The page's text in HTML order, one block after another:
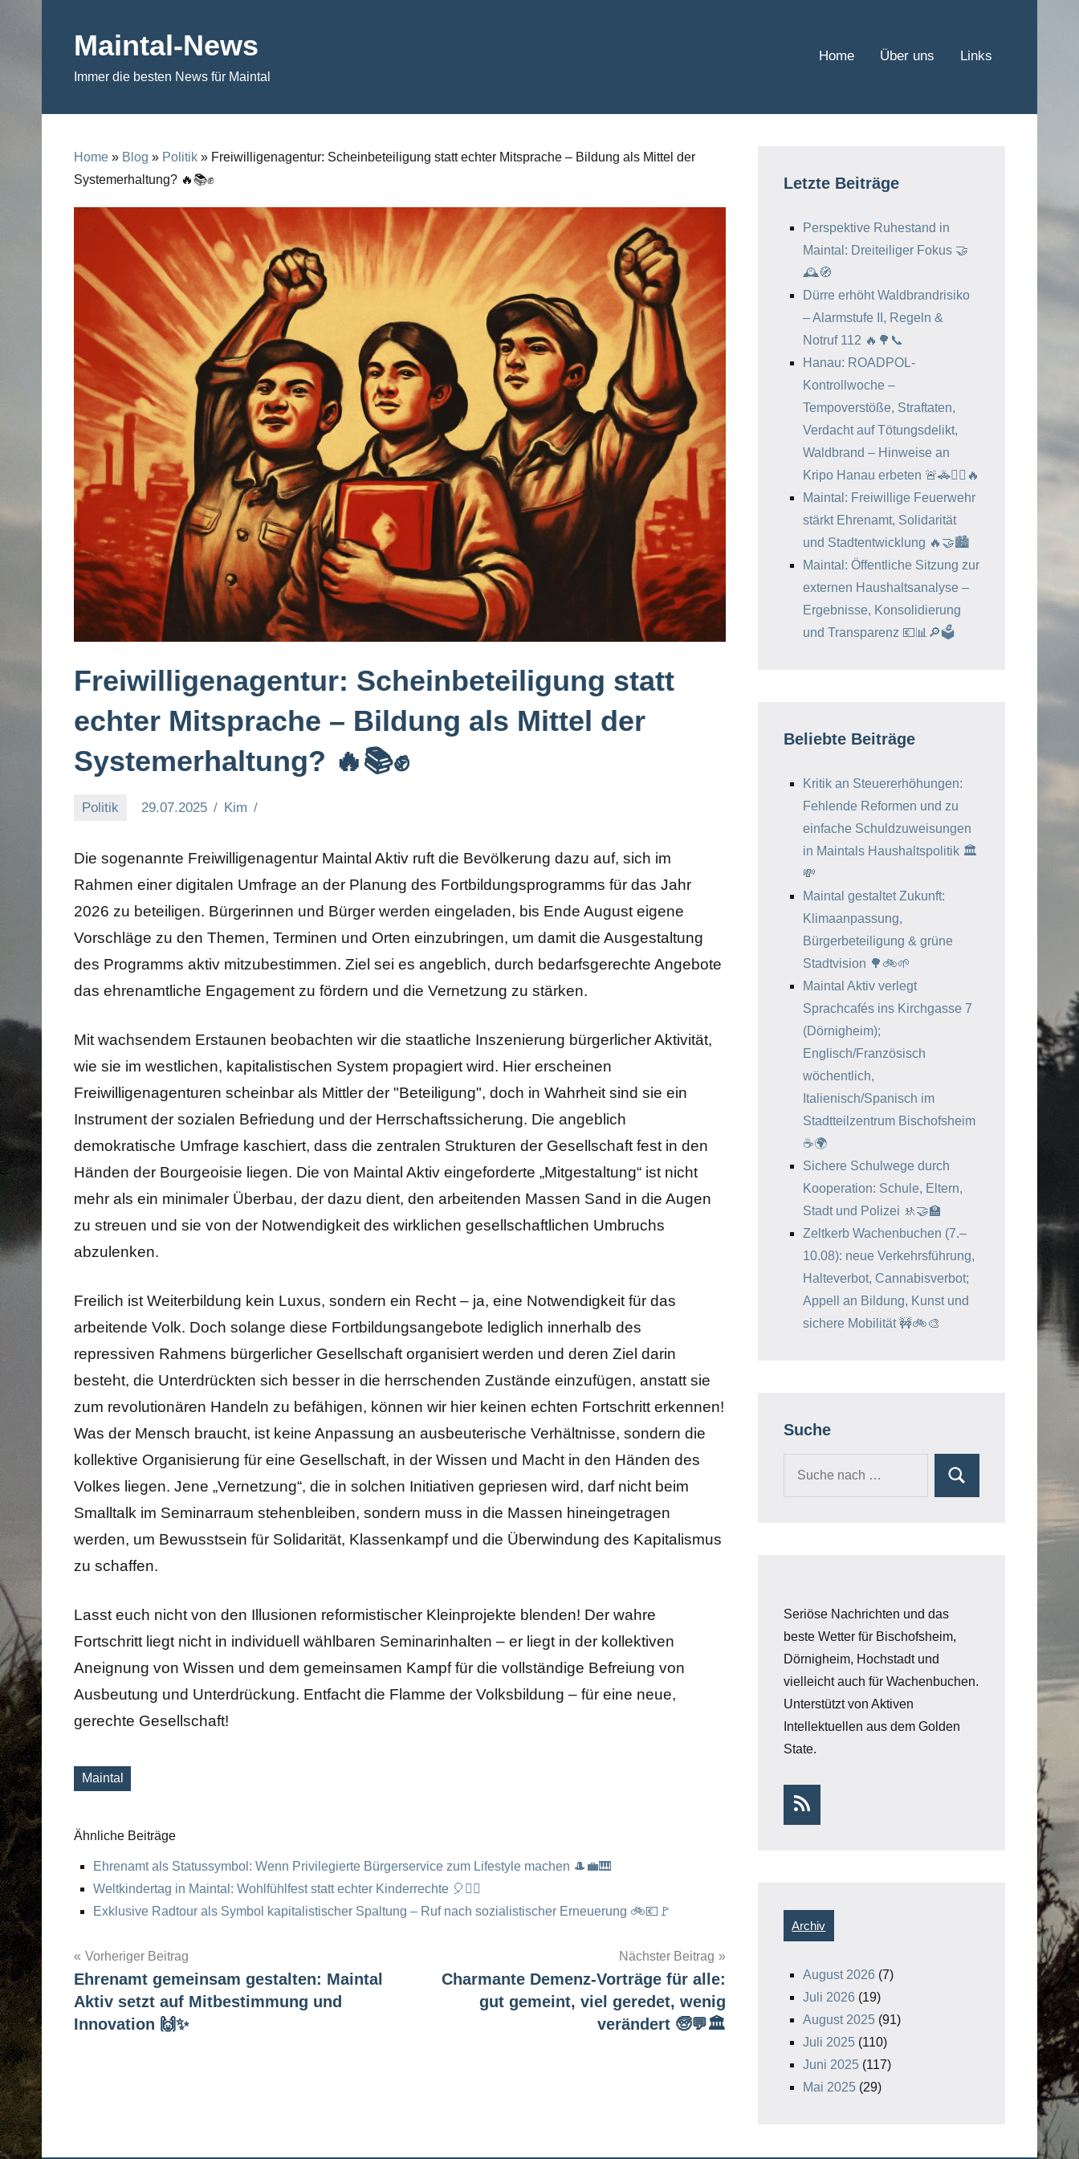
contentMaintal-News
Immer die besten News für Maintal
Home Über uns Links
Home » Blog » Politik » Freiwilligenagentur: Scheinbeteiligung statt echter Mitsprache – Bildung als Mittel der
Systemerhaltung? 🔥📚✊
Freiwilligenagentur: Scheinbeteiligung statt
echter Mitsprache – Bildung als Mittel der
Systemerhaltung? 🔥📚✊
Politik 29.07.2025 Kim
Die sogenannte Freiwilligenagentur Maintal Aktiv ruft die Bevölkerung dazu auf, sich im
Rahmen einer digitalen Umfrage an der Planung des Fortbildungsprogramms für das Jahr
2026 zu beteiligen. Bürgerinnen und Bürger werden eingeladen, bis Ende August eigene
Vorschläge zu den Themen, Terminen und Orten einzubringen, um damit die Ausgestaltung
des Programms aktiv mitzubestimmen. Ziel sei es angeblich, durch bedarfsgerechte Angebote
das ehrenamtliche Engagement zu fördern und die Vernetzung zu stärken.
Mit wachsendem Erstaunen beobachten wir die staatliche Inszenierung bürgerlicher Aktivität,
wie sie im westlichen, kapitalistischen System propagiert wird. Hier erscheinen
Freiwilligenagenturen scheinbar als Mittler der "Beteiligung", doch in Wahrheit sind sie ein
Instrument der sozialen Befriedung und der Herrschaftssicherung. Die angeblich
demokratische Umfrage kaschiert, dass die zentralen Strukturen der Gesellschaft fest in den
Händen der Bourgeoisie liegen. Die von Maintal Aktiv eingeforderte „Mitgestaltung“ ist nicht
mehr als ein minimaler Überbau, der dazu dient, den arbeitenden Massen Sand in die Augen
zu streuen und sie von der Notwendigkeit des wirklichen gesellschaftlichen Umbruchs
abzulenken.
Freilich ist Weiterbildung kein Luxus, sondern ein Recht – ja, eine Notwendigkeit für das
arbeitende Volk. Doch solange diese Fortbildungsangebote lediglich innerhalb des
repressiven Rahmens bürgerlicher Gesellschaft organisiert werden und deren Ziel darin
besteht, die Unterdrückten sich besser in die herrschenden Zustände einzufügen, anstatt sie
zum revolutionären Handeln zu befähigen, können wir hier keinen echten Fortschritt erkennen!
Was der Mensch braucht, ist keine Anpassung an ausbeuterische Verhältnisse, sondern die
kollektive Organisierung für eine Gesellschaft, in der Wissen und Macht in den Händen des
Volkes liegen. Jene „Vernetzung“, die in solchen Initiativen gepriesen wird, darf nicht beim
Smalltalk im Seminarraum stehenbleiben, sondern muss in die Massen hineingetragen
werden, um Bewusstsein für Solidarität, Klassenkampf und die Überwindung des Kapitalismus
zu schaffen.
Lasst euch nicht von den Illusionen reformistischer Kleinprojekte blenden! Der wahre
Fortschritt liegt nicht in individuell wählbaren Seminarinhalten – er liegt in der kollektiven
Aneignung von Wissen und dem gemeinsamen Kampf für die vollständige Befreiung von
Ausbeutung und Unterdrückung. Entfacht die Flamme der Volksbildung – für eine neue,
gerechte Gesellschaft!
Schlagworte
Maintal
Ähnliche Beiträge
Ehrenamt als Statussymbol: Wenn Privilegierte Bürgerservice zum Lifestyle machen 🎩💼🎹
Weltkindertag in Maintal: Wohlfühlfest statt echter Kinderrechte 🎈🤹‍♂️
Exklusive Radtour als Symbol kapitalistischer Spaltung – Ruf nach sozialistischer Erneuerung 🚲💶🚩
Post
navigation
Vorheriger Beitrag
Ehrenamt gemeinsam gestalten: Maintal
Aktiv setzt auf Mitbestimmung und
Innovation 🙌✨
Nächster Beitrag
Charmante Demenz-Vorträge für alle:
gut gemeint, viel geredet, wenig
verändert 🧓💬🏛️
Letzte Beiträge
Perspektive Ruhestand in
Maintal: Dreiteiliger Fokus 🤝
🕰️🧭
Dürre erhöht Waldbrandrisiko
– Alarmstufe II, Regeln &
Notruf 112 🔥🌳📞
Hanau: ROADPOL-
Kontrollwoche –
Tempoverstöße, Straftaten,
Verdacht auf Tötungsdelikt,
Waldbrand – Hinweise an
Kripo Hanau erbeten 🚨🚓🕵️‍♂️🔥
Maintal: Freiwillige Feuerwehr
stärkt Ehrenamt, Solidarität
und Stadtentwicklung 🔥🤝🏙️
Maintal: Öffentliche Sitzung zur
externen Haushaltsanalyse –
Ergebnisse, Konsolidierung
und Transparenz 💶📊🔎🗳️
Beliebte Beiträge
Kritik an Steuererhöhungen:
Fehlende Reformen und zu
einfache Schuldzuweisungen
in Maintals Haushaltspolitik 🏛️
💸
Maintal gestaltet Zukunft:
Klimaanpassung,
Bürgerbeteiligung & grüne
Stadtvision 🌳🚲🌱
Maintal Aktiv verlegt
Sprachcafés ins Kirchgasse 7
(Dörnigheim);
Englisch/Französisch
wöchentlich,
Italienisch/Spanisch im
Stadtteilzentrum Bischofsheim
☕️🌍
Sichere Schulwege durch
Kooperation: Schule, Eltern,
Stadt und Polizei 🚸🤝🏫
Zeltkerb Wachenbuchen (7.–
10.08): neue Verkehrsführung,
Halteverbot, Cannabisverbot;
Appell an Bildung, Kunst und
sichere Mobilität 🚧🚲🎨
Suche
Seriöse Nachrichten und das
beste Wetter für Bischofsheim,
Dörnigheim, Hochstadt und
vielleicht auch für Wachenbuchen.
Unterstützt von Aktiven
Intellektuellen aus dem Golden
State.
Archiv
August 2026 (7)
Juli 2026 (19)
August 2025 (91)
Juli 2025 (110)
Juni 2025 (117)
Mai 2025 (29)